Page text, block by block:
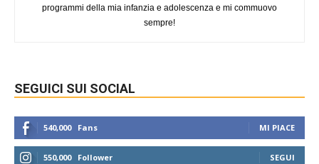
programmi della mia infanzia e adolescenza e mi commuovo
sempre!
SEGUICI SUI SOCIAL
540,000 Fans MI PIACE
550,000 Follower SEGUI